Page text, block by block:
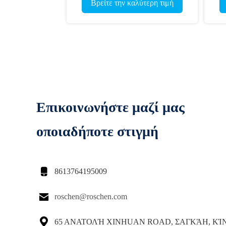
σφυριών με τρυπάνι
Βρείτε την καλύτερη τιμή
Επικοινωνήστε μαζί μας
οποιαδήποτε στιγμή
 8613764195009
 roschen@roschen.com
 65 ΑΝΑΤΟΛΉ XINHUAN ROAD, ΣΑΓΚΆΗ,